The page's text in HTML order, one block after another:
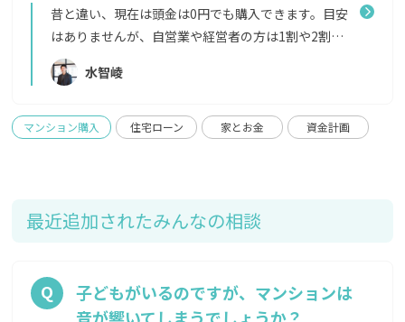
ないうえに、一度市場に出たら数日でとられてしま
うようなこともあります。「こんな条件が出たら買お
う！」と事前に決めておくことが大事です。 また、
新築マンションの場合は、売り主はマンションを建
社の決算期が近くなると家具や家電などのキャンペ
気にせず早めに問い合わせてみることをおすすめし
昔と違い、現在は頭金は0円でも購入できます。目安
はありませんが、自営業や経営者の方は1割や2割の
準備を必須とする金融機関もあります。 頭金0円の場
合 メリット：手元に現金を多く残せるデメリット：
が多くなるため支払う利息も多くなる 頭金を入れる
から、無理に頭金を多く入れる必要はありません。
す。 また、頭金は最低限にして、残った現金を運用
したほうが、頭金を入れて利息を浮かせるよりも得
水智崚
マンション購入 住宅ローン 家とお金 資金計画
最近追加されたみんなの相談
子どもがいるのですが、マンションは